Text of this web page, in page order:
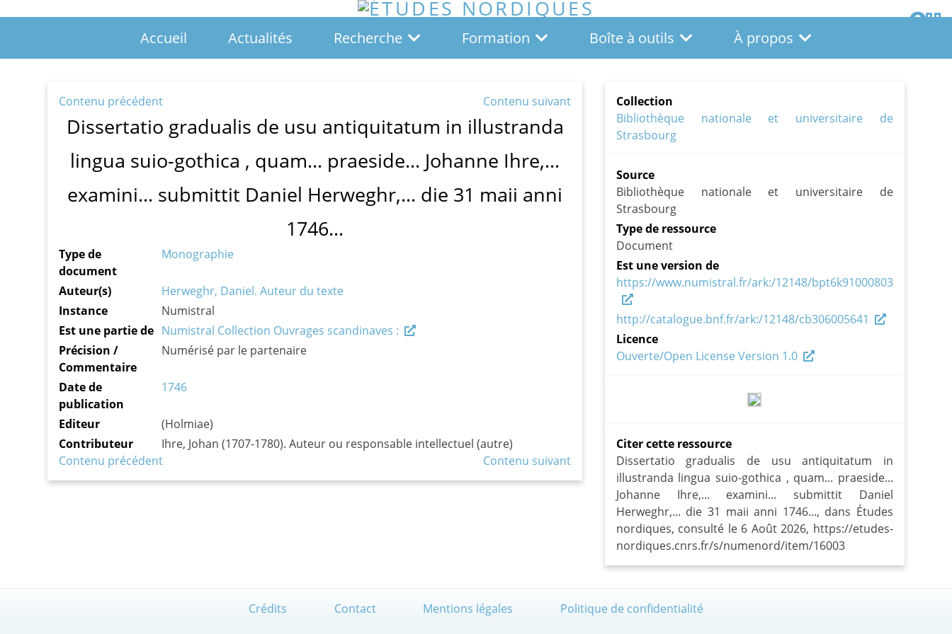
Accueil Actualités Recherche Formation Boîte à outils À propos
Contenu précédent Contenu suivant
Dissertatio gradualis de usu antiquitatum in illustranda
lingua suio-gothica , quam... praeside... Johanne Ihre,...
examini... submittit Daniel Herweghr,... die 31 maii anni
1746...
Type de
document
Monographie
Auteur(s)
Herweghr, Daniel. Auteur du texte
Instance
Numistral
Est une partie de Numistral Collection Ouvrages scandinaves :
Précision /
Commentaire
Numérisé par le partenaire
Date de
publication
1746
Editeur
(Holmiae)
Contributeur
Ihre, Johan (1707-1780). Auteur ou responsable intellectuel (autre)
Contenu précédent
Contenu suivant
Collection
Bibliothèque nationale et universitaire de
Strasbourg
Source
Bibliothèque nationale et universitaire de
Strasbourg
Type de ressource
Document
Est une version de
https://www.numistral.fr/ark:/12148/bpt6k91000803
http://catalogue.bnf.fr/ark:/12148/cb306005641
Licence
Ouverte/Open License Version 1.0
Citer cette ressource
Dissertatio gradualis de usu antiquitatum in
illustranda lingua suio-gothica , quam... praeside...
Johanne Ihre,... examini... submittit Daniel
Herweghr,... die 31 maii anni 1746..., dans Études
nordiques, consulté le 6 Août 2026, https://etudes-
nordiques.cnrs.fr/s/numenord/item/16003
Crédits Contact Mentions légales Politique de confidentialité